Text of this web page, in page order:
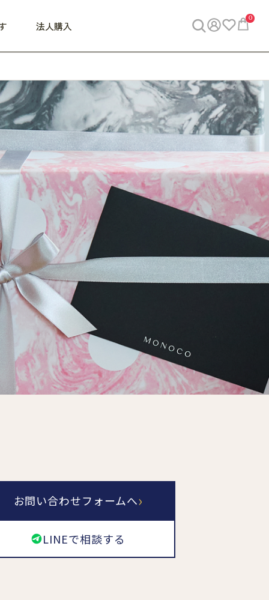
最後のひと口までキンキン
ビジネス
すべて
椅子・クッション
収納
ビジネス／小物
寝具
すべて
敷き寝具
掛け寝具
パジャマ
枕・小物
食料品
すべて
ドリンク
フード
旅行
10,000円 - 30,000円 30,000円以上
WORK
て
と一息ふぅ
ぱり清潔感
へGO
ENJOY
すべて
お出かけスパイス
思い出トラベル
外で過ごすって最高
好き・・にどっぷり
法人購入
0
お問い合わせフォームへ›
LINEで相談する